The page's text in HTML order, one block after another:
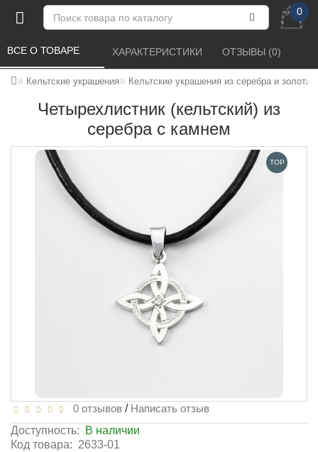
0
Кельтские украшения Кельтские украшения из серебра и золота
Четырехлистник (кельтский) из
серебра с камнем
ВСЕ О ТОВАРЕ ХАРАКТЕРИСТИКИ ОТЗЫВЫ (0)
TOP
0 отзывов / Написать отзыв
Доступность:
В наличии
Код товара: 2633-01